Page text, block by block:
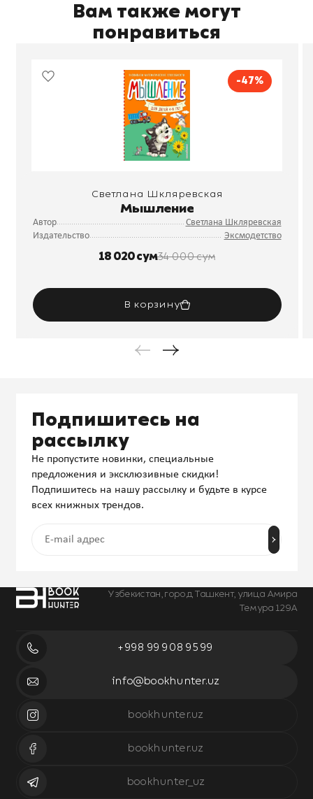
Вам также могут
понравиться
-47%
Светлана Шкляревская
Мышление
Автор
Светлана Шкляревская
Издательство
Эксмодетство
18 020 сум34 000 сум
В корзину
Узбекистан, город Ташкент, улица Амира
Темура 129А
+998 99 908 95 99
info@bookhunter.uz
bookhunter.uz
bookhunter.uz
bookhunter_uz
Подпишитесь на
рассылку
Не пропустите новинки, специальные
предложения и эксклюзивные скидки!
Подпишитесь на нашу рассылку и будьте в курсе
всех книжных трендов.